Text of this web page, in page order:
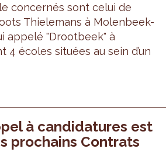
concernés sont celui de
Thielemans à Molenbeek-
appelé "Drootbeek" à
4 écoles situées au sein d’un
à candidatures est
prochains Contrats